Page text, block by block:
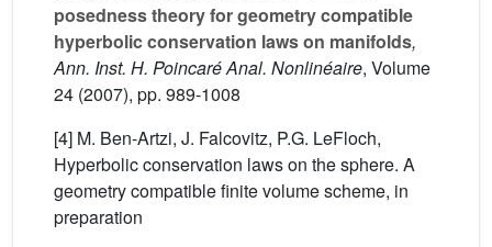
posedness theory for geometry compatible
hyperbolic conservation laws on manifolds,
Ann. Inst. H. Poincaré Anal. Nonlinéaire, Volume
24 (2007), pp. 989-1008
[4] M. Ben-Artzi, J. Falcovitz, P.G. LeFloch,
Hyperbolic conservation laws on the sphere. A
geometry compatible finite volume scheme, in
preparation